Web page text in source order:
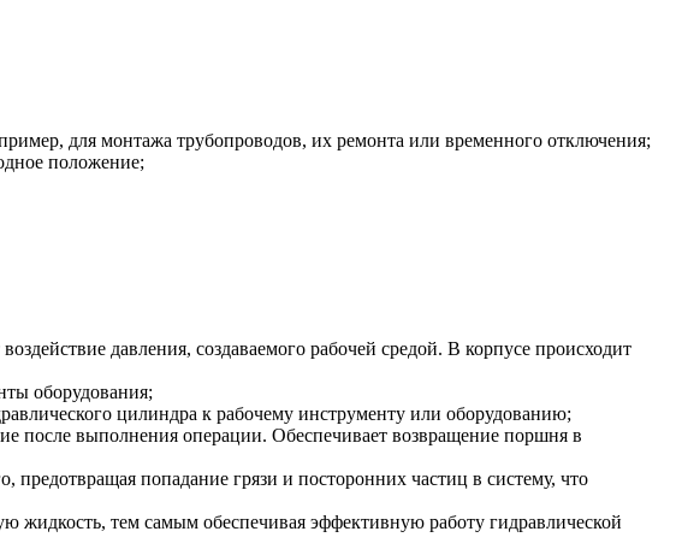
для монтажа трубопроводов, их ремонта или временного отключения;
положение;
давления, создаваемого рабочей средой. В корпусе происходит
оборудования;
цилиндра к рабочему инструменту или оборудованию;
после выполнения операции. Обеспечивает возвращение поршня в
попадание грязи и посторонних частиц в систему, что
тем самым обеспечивая эффективную работу гидравлической